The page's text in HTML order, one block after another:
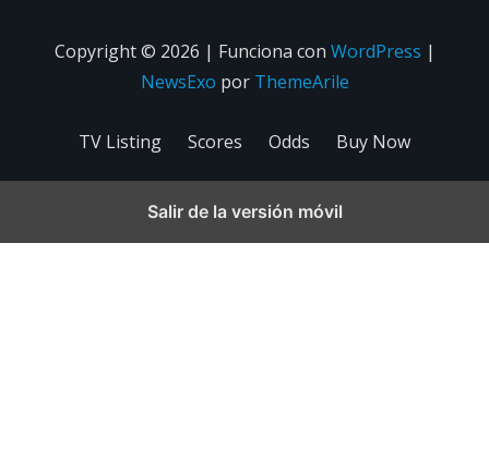
Copyright © 2026 | Funciona con WordPress |
NewsExo por ThemeArile
TV Listing Scores Odds Buy Now
Salir de la versión móvil